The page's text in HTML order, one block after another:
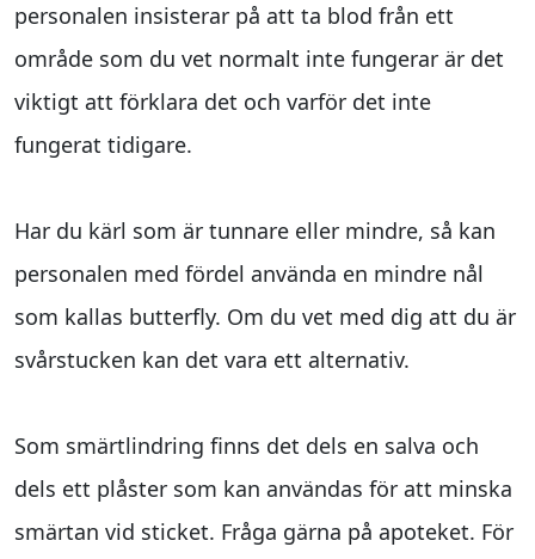
personalen insisterar på att ta blod från ett
område som du vet normalt inte fungerar är det
viktigt att förklara det och varför det inte
fungerat tidigare.
Har du kärl som är tunnare eller mindre, så kan
personalen med fördel använda en mindre nål
som kallas butterfly. Om du vet med dig att du är
svårstucken kan det vara ett alternativ.
Som smärtlindring finns det dels en salva och
dels ett plåster som kan användas för att minska
smärtan vid sticket. Fråga gärna på apoteket. För